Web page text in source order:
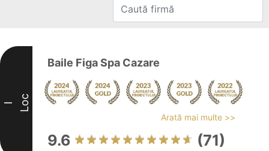
I Loc
Baile Figa Spa Cazare
Arată mai multe >>
9.6 (71)